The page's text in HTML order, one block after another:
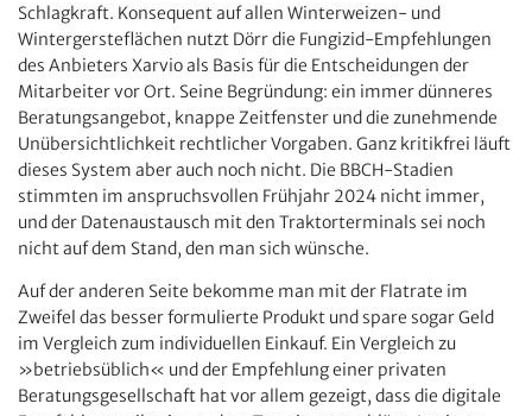
Schlagkraft. Konsequent auf allen Winterweizen- und
Wintergersteflächen nutzt Dörr die Fungizid-Empfehlungen
des Anbieters Xarvio als Basis für die Entscheidungen der
Mitarbeiter vor Ort. Seine Begründung: ein immer dünneres
Beratungsangebot, knappe Zeitfenster und die zunehmende
Unübersichtlichkeit rechtlicher Vorgaben. Ganz kritikfrei läuft
dieses System aber auch noch nicht. Die BBCH-Stadien
stimmten im anspruchsvollen Frühjahr 2024 nicht immer,
und der Datenaustausch mit den Traktorterminals sei noch
nicht auf dem Stand, den man sich wünsche.
Auf der anderen Seite bekomme man mit der Flatrate im
Zweifel das besser formulierte Produkt und spare sogar Geld
im Vergleich zum individuellen Einkauf. Ein Vergleich zu
»betriebsüblich« und der Empfehlung einer privaten
Beratungsgesellschaft hat vor allem gezeigt, dass die digitale